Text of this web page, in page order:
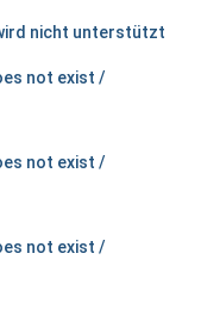
nicht unterstützt
not exist /
not exist /
not exist /